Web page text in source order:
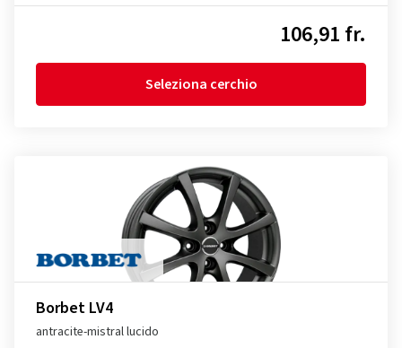
106,91 fr.
Seleziona cerchio
Borbet LV4
antracite-mistral lucido